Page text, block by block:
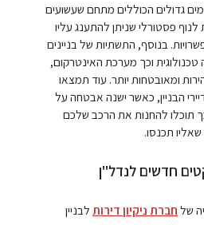
גדולים הכוללים מתחם שעשועים
פסטורלי שניתן להתענג עליו
בנוסף, התשתיות של בניינים
וכך מערכת האינטרקום,
ומאובטחות יותר. עוד תמצאו
הבניין, כאשר ישנה אבטחה על
תוכלו להחנות את הרכב שלכם
תכנסו.
חדשים לנדל"ן
של חברת ניקיון דירות לבניין